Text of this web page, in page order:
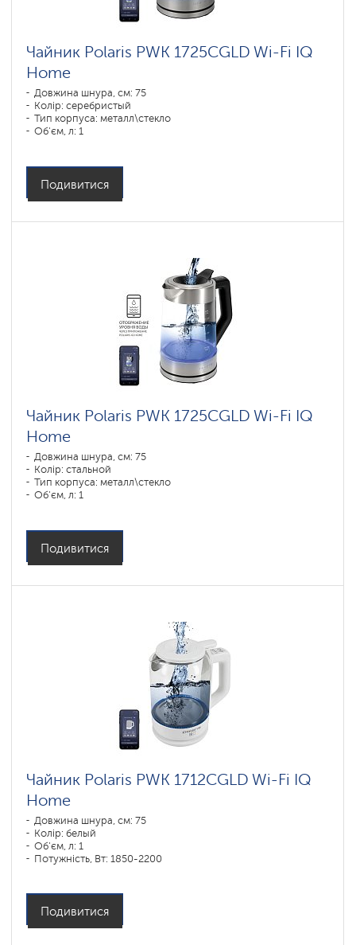
Чайник Polaris PWK 1725CGLD Wi-Fi IQ
Home
Довжина шнура, см: 75
Колір: серебристый
Тип корпуса: металл\стекло
Об'єм, л: 1
Подивитися
Чайник Polaris PWK 1725CGLD Wi-Fi IQ
Home
Довжина шнура, см: 75
Колір: стальной
Тип корпуса: металл\стекло
Об'єм, л: 1
Подивитися
Чайник Polaris PWK 1712CGLD Wi-Fi IQ
Home
Довжина шнура, см: 75
Колір: белый
Об'єм, л: 1
Потужність, Вт: 1850-2200
Подивитися
Чайники
PRO
COLLECTION